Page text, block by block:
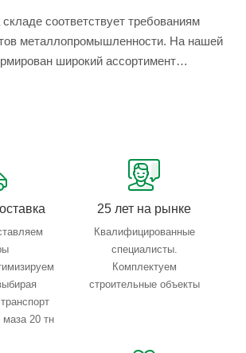
соответствует требованиям
металлопромышленности. На нашей
широкий ассортимент
маза 20 тн
25 лет на рынке
Квалифицированные
специалисты.
Комплектуем
строительные объекты